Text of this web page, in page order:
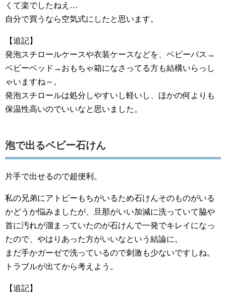
くて楽でしたねえ…
自分で買うなら空気式にしたと思います。
【追記】
発泡スチロールケースや衣装ケースなどを、ベビーバス→
ベビーベッド→おもちゃ箱になさってる方も結構いらっし
ゃいますね～。
発泡スチロールは処分しやすいし軽いし、ほかの何よりも
保温性高いのでいいなと思いました。
泡で出るベビー石けん
片手で出せるので超便利。
私の兄弟にアトピーもちがいるため石けんそのものがいる
かどうか悩みましたが、旦那がいい加減に洗っていて脇や
首に汚れが溜まっていたのが石けんで一発でキレイになっ
たので、やはりあった方がいいなという結論に。
まだ手かガーゼで洗っているので刺激も少ないですしね。
トラブルが出てから考えよう。
【追記】